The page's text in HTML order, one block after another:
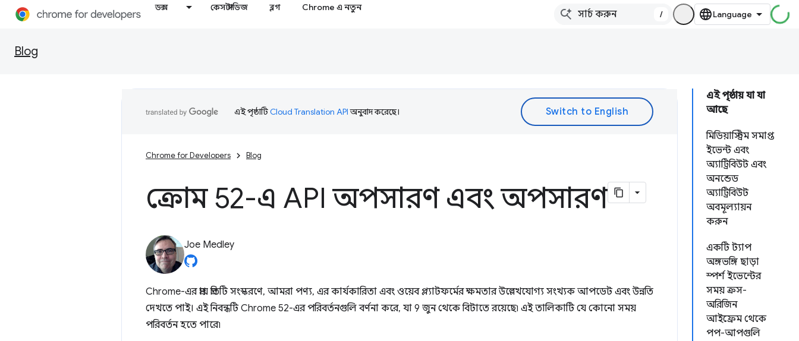
ডক্স কেস স্টাডিজ ব্লগ Chrome এ নতুন
/
Blog
এই পৃষ্ঠায় যা যা
আছে
মিডিয়াস্ট্রিম সমাপ্ত
ইভেন্ট এবং
অ্যাট্রিবিউট এবং
অনন্ডেড
অ্যাট্রিবিউট
অবমূল্যায়ন
করুন
একটি ট্যাপ
অঙ্গভঙ্গি ছাড়া
স্পর্শ ইভেন্টের
সময় ক্রস-
অরিজিন
আইফ্রেম থেকে
পপ-আপগুলি
এই পৃষ্ঠাটিCloud Translation APIঅনুবাদ করেছে।
Chrome for Developers Blog
ক্রোম 52-এ API অপসারণ এবং অপসারণ
Joe Medley
Chrome-এর প্রায় প্রতিটি সংস্করণে, আমরা পণ্য, এর কার্যকারিতা এবং ওয়েব প্ল্যাটফর্মের ক্ষমতার উল্লেখযোগ্য সংখ্যক আপডেট এবং উন্নতি
দেখতে পাই। এই নিবন্ধটি Chrome 52-এর পরিবর্তনগুলি বর্ণনা করে, যা 9 জুন থেকে বিটাতে রয়েছে৷ এই তালিকাটি যে কোনো সময়
পরিবর্তন হতে পারে৷